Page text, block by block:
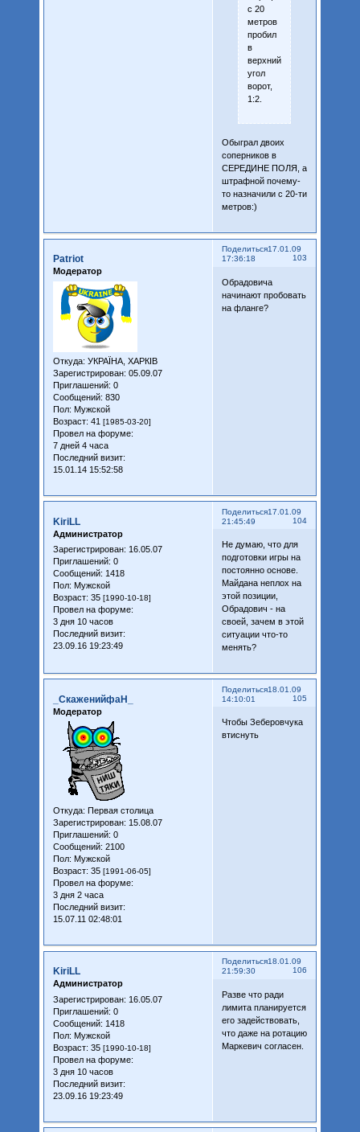
с 20
метров
пробил
в
верхний
угол
ворот,
1:2.
Обыграл двоих
соперников в
СЕРЕДИНЕ ПОЛЯ, а
штрафной почему-
то назначили с 20-ти
метров:)
Поделиться
103
17.01.09
17:36:18
Patriot
Модератор
Откуда: УКРАЇНА, ХАРКІВ
Зарегистрирован: 05.09.07
Приглашений: 0
Сообщений: 830
Пол: Мужской
Возраст: 41 [1985-03-20]
Провел на форуме:
7 дней 4 часа
Последний визит:
15.01.14 15:52:58
Обрадовича
начинают пробовать
на фланге?
Поделиться
104
17.01.09
21:45:49
KiriLL
Администратор
Зарегистрирован: 16.05.07
Приглашений: 0
Сообщений: 1418
Пол: Мужской
Возраст: 35 [1990-10-18]
Провел на форуме:
3 дня 10 часов
Последний визит:
23.09.16 19:23:49
Не думаю, что для
подготовки игры на
постоянно основе.
Майдана неплох на
этой позиции,
Обрадович - на
своей, зачем в этой
ситуации что-то
менять?
Поделиться
105
18.01.09
14:10:01
_СкаженийфаН_
Модератор
Откуда: Первая столица
Зарегистрирован: 15.08.07
Приглашений: 0
Сообщений: 2100
Пол: Мужской
Возраст: 35 [1991-06-05]
Провел на форуме:
3 дня 2 часа
Последний визит:
15.07.11 02:48:01
Чтобы Зеберовчука
втиснуть
Поделиться
106
18.01.09
21:59:30
KiriLL
Администратор
Зарегистрирован: 16.05.07
Приглашений: 0
Сообщений: 1418
Пол: Мужской
Возраст: 35 [1990-10-18]
Провел на форуме:
3 дня 10 часов
Последний визит:
23.09.16 19:23:49
Разве что ради
лимита планируется
его задействовать,
что даже на ротацию
Маркевич согласен.